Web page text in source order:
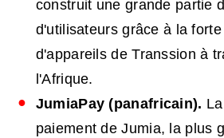
construit une grande partie
d'utilisateurs grâce à la
d'appareils de Transsion à
l'Afrique.
JumiaPay (panafricain).
paiement de Jumia, la plus